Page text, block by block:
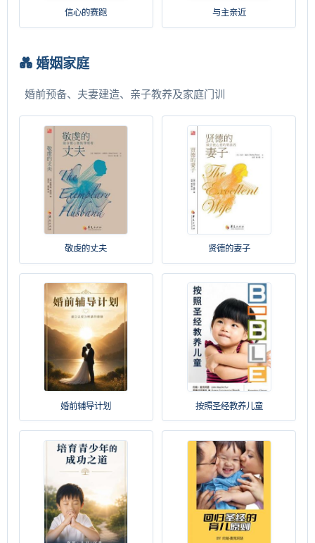
信心的赛跑 与主亲近
💑 婚姻家庭
婚前预备、夫妻建造、亲子教养及家庭门训
敬虔的丈夫 贤德的妻子
婚前辅导计划 按照圣经教养儿童